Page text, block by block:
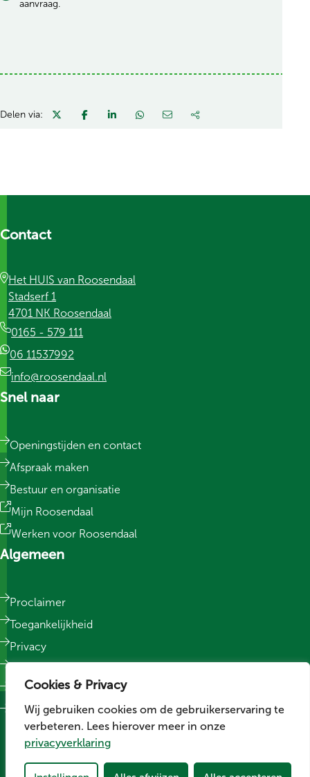
Cookies & Privacy
Wij gebruiken cookies om de gebruikerservaring te
verbeteren. Lees hierover meer in onze
privacyverklaring
aanvraag.
Delen via:
Contact
Het HUIS van Roosendaal
Stadserf 1
4701 NK Roosendaal
0165 - 579 111
06 11537992
info@roosendaal.nl
Snel naar
Openingstijden en contact
Afspraak maken
Bestuur en organisatie
Mijn Roosendaal
Werken voor Roosendaal
Algemeen
Proclaimer
Toegankelijkheid
Privacy
Sitemap
Cookievoorkeuren wijzigen
Social media
Volg ons op LinkedIn
Volg ons op Facebook
Volg ons op Instagram